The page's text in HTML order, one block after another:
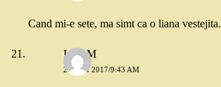
Cand mi-e sete, ma simt ca o liana vestejita.
Irina M
26 MAI 2017/9:43 AM